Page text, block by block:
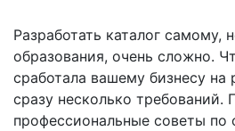
Разработать каталог самому,
образования, очень сложно.
сработала вашему бизнесу на
сразу несколько требований.
профессиональные советы